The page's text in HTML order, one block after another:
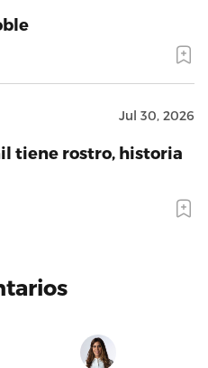
Jul 30, 2026
tiene rostro, historia